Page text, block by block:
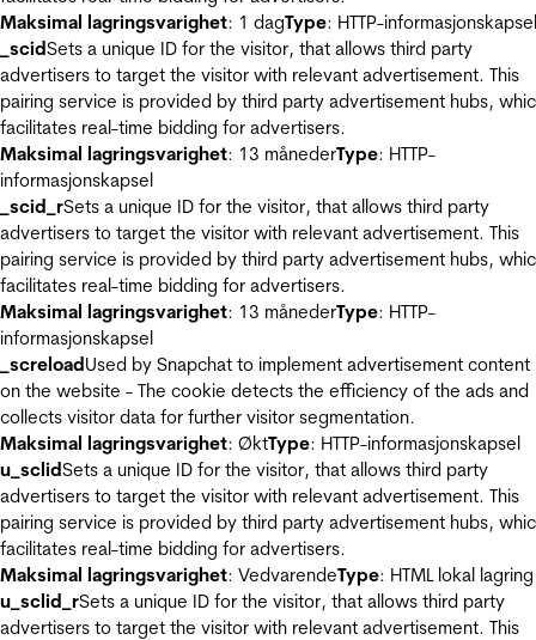
Maksimal lagringsvarighet: 1 dagType: HTTP-informasjonskapsel
_scidSets a unique ID for the visitor, that allows third party
advertisers to target the visitor with relevant advertisement. This
pairing service is provided by third party advertisement hubs,
facilitates real-time bidding for advertisers.
Maksimal lagringsvarighet: 13 månederType: HTTP-
informasjonskapsel
_scid_rSets a unique ID for the visitor, that allows third party
advertisers to target the visitor with relevant advertisement. This
pairing service is provided by third party advertisement hubs,
facilitates real-time bidding for advertisers.
Maksimal lagringsvarighet: 13 månederType: HTTP-
informasjonskapsel
_screloadUsed by Snapchat to implement advertisement content
on the website - The cookie detects the efficiency of the ads and
collects visitor data for further visitor segmentation.
Maksimal lagringsvarighet: ØktType: HTTP-informasjonskapsel
u_sclidSets a unique ID for the visitor, that allows third party
advertisers to target the visitor with relevant advertisement. This
pairing service is provided by third party advertisement hubs,
facilitates real-time bidding for advertisers.
Maksimal lagringsvarighet: VedvarendeType: HTML lokal lagring
u_sclid_rSets a unique ID for the visitor, that allows third party
advertisers to target the visitor with relevant advertisement. This